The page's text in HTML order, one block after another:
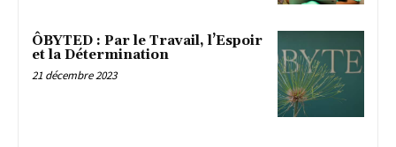
ÔBYTED : Par le Travail, l’Espoir
et la Détermination
21 décembre 2023